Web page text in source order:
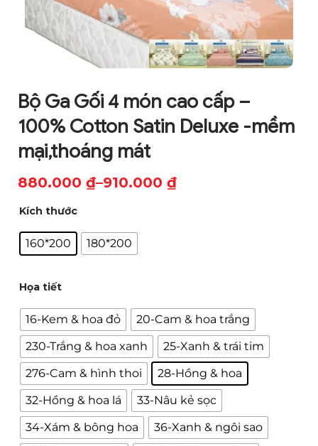
Bộ Ga Gối 4 món cao cấp –
100% Cotton Satin Deluxe -mềm
mại,thoáng mát
880.000 ₫–910.000 ₫
từ
đến
910.000 ₫
Kích thước
160*200 180*200
Họa tiết
16-Kem & hoa đỏ
20-Cam & hoa trắng
230-Trắng & hoa xanh
25-Xanh & trái tim
276-Cam & hình thoi
28-Hồng & hoa
32-Hồng & hoa lá
33-Nâu kẻ sọc
34-Xám & bông hoa
36-Xanh & ngôi sao